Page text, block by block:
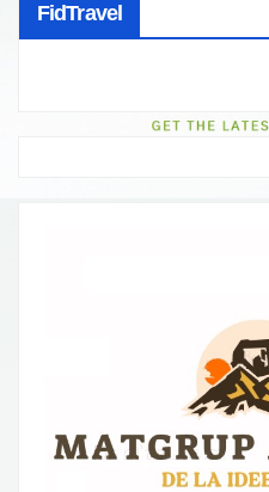
FidTravel